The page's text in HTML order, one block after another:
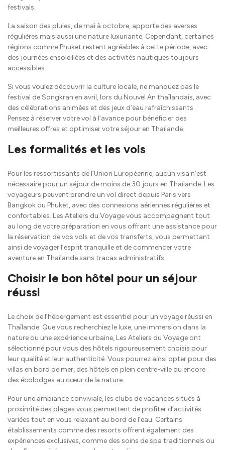
festivals.
La saison des pluies, de mai à octobre, apporte des averses
régulières mais aussi une nature luxuriante. Cependant, certaines
régions comme Phuket restent agréables à cette période, avec
des journées ensoleillées et des activités nautiques toujours
accessibles.
Si vous voulez découvrir la culture locale, ne manquez pas le
festival de Songkran en avril, lors du Nouvel An thaïlandais, avec
des célébrations animées et des jeux d’eau rafraîchissants.
Pensez à réserver votre vol à l’avance pour bénéficier des
meilleures offres et optimiser votre séjour en Thaïlande.
Les formalités et les vols
Pour les ressortissants de l’Union Européenne, aucun visa n’est
nécessaire pour un séjour de moins de 30 jours en Thaïlande. Les
voyageurs peuvent prendre un vol direct depuis Paris vers
Bangkok ou Phuket, avec des connexions aériennes régulières et
confortables. Les Ateliers du Voyage vous accompagnent tout
au long de votre préparation en vous offrant une assistance pour
la réservation de vos vols et de vos transferts, vous permettant
ainsi de voyager l’esprit tranquille et de commencer votre
aventure en Thaïlande sans tracas administratifs.
Choisir le bon hôtel pour un séjour
réussi
Le choix de l’hébergement est essentiel pour un voyage réussi en
Thaïlande. Que vous recherchiez le luxe, une immersion dans la
nature ou une expérience urbaine, Les Ateliers du Voyage ont
sélectionné pour vous des hôtels rigoureusement choisis pour
leur qualité et leur authenticité. Vous pourrez ainsi opter pour des
villas en bord de mer, des hôtels en plein centre-ville ou encore
des écolodges au cœur de la nature.
Pour une ambiance conviviale, les clubs de vacances situés à
proximité des plages vous permettent de profiter d’activités
variées tout en vous relaxant au bord de l’eau. Certains
établissements comme des resorts offrent également des
expériences exclusives, comme des soins de spa traditionnels ou